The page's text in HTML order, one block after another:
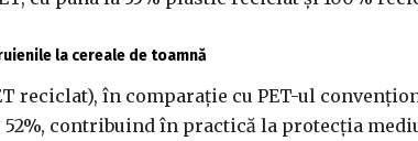
la cereale de toamnă
reciclat), în comparaţie cu PET-ul
52%, contribuind în practică la protecţia